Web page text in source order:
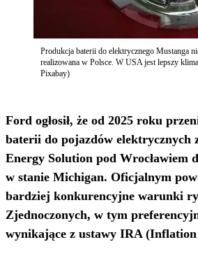
Produkcja baterii do elektrycznego Mustanga
realizowana w Polsce. W USA jest lepszy
Pixabay)
Ford ogłosił, że od 2025 roku
baterii do pojazdów elektrycznych
Energy Solution pod Wrocławiem
w stanie Michigan. Oficjalnym
bardziej konkurencyjne warunki
Zjednoczonych, w tym
wynikające z ustawy IRA